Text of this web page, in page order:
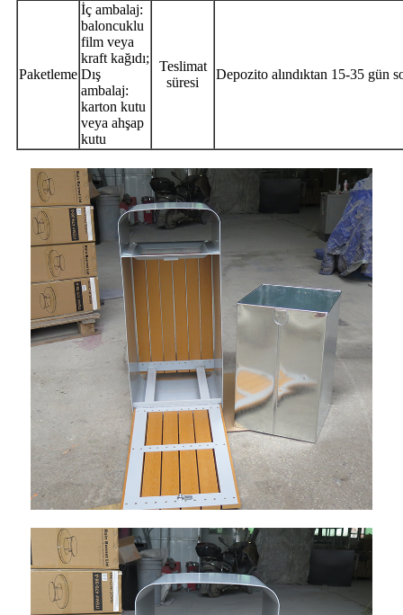
Paketleme
İç ambalaj:
baloncuklu
film veya
kraft kağıdı;
Dış
ambalaj:
karton kutu
veya ahşap
kutu
Teslimat
süresi
Depozito alındıktan 15-35 gün